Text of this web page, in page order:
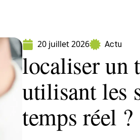
20 juillet 2026 Actu
localiser un
utilisant les
temps réel ?